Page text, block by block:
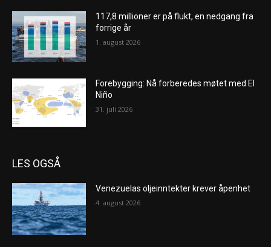
117,8 millioner er på flukt, en nedgang fra
forrige år
1. august 2026
Forebygging: Nå forberedes møtet med El
Niño
31. juli 2026
LES OGSÅ
Venezuelas oljeinntekter krever åpenhet
4. august 2026